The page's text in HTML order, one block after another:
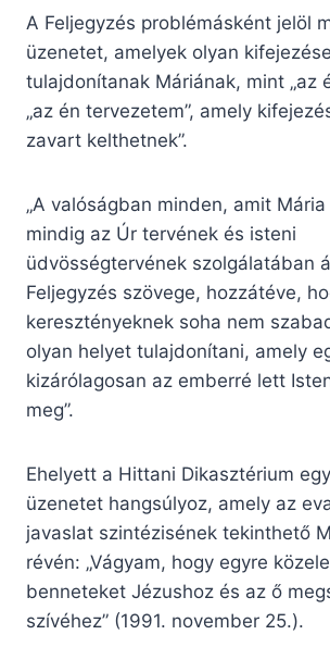
A Feljegyzés problémásként jelöl
üzenetet, amelyek olyan
tulajdonítanak Máriának, mint „az
„az én tervezetem”, amely
zavart kelthetnek”.
„A valóságban minden, amit
mindig az Úr tervének és isteni
üdvösségtervének szolgálatában
Feljegyzés szövege, hozzátéve,
keresztényeknek soha nem
olyan helyet tulajdonítani, amely
kizárólagosan az emberré lett
meg”.
Ehelyett a Hittani Dikasztérium
üzenetet hangsúlyoz, amely az
javaslat szintézisének tekinthető
révén: „Vágyam, hogy egyre
benneteket Jézushoz és az ő
szívéhez” (1991. november 25.).